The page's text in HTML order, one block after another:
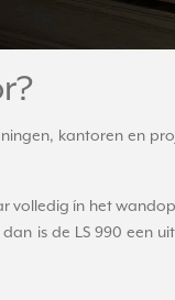
kantoren en
ín het
is de LS 990 een